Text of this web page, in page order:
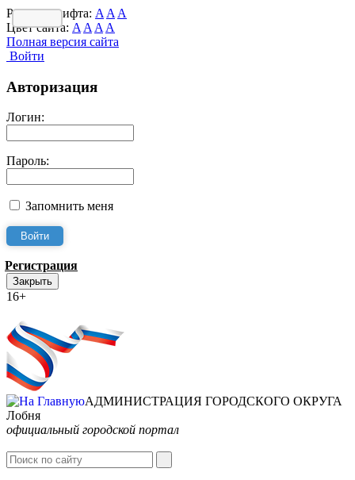
Размер шрифта: A A A
Цвет сайта: A A A A
Полная версия сайта
Войти
Авторизация
Логин:
Пароль:
Запомнить меня
Регистрация
Закрыть
16+
АДМИНИСТРАЦИЯ ГОРОДСКОГО ОКРУГА
Лобня
официальный городской портал